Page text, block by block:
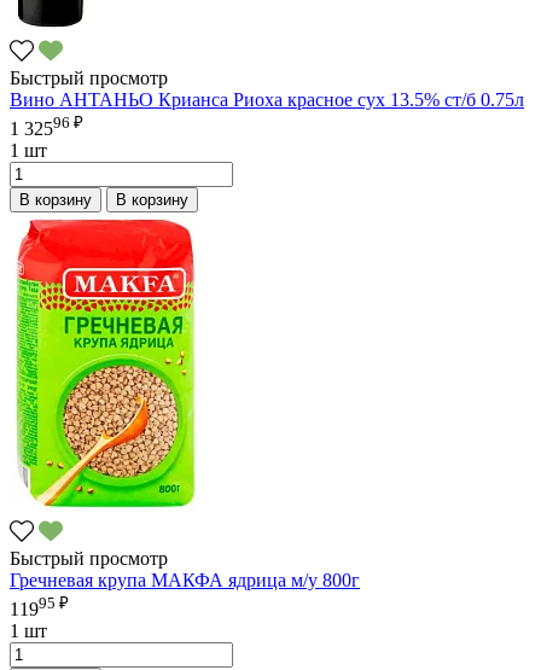
Быстрый просмотр
Вино АНТАНЬО Крианса Риоха красное сух 13.5% ст/б 0.75л
1 32596 ₽
1 шт
В корзину В корзину
Быстрый просмотр
Гречневая крупа МАКФА ядрица м/у 800г
11995 ₽
1 шт